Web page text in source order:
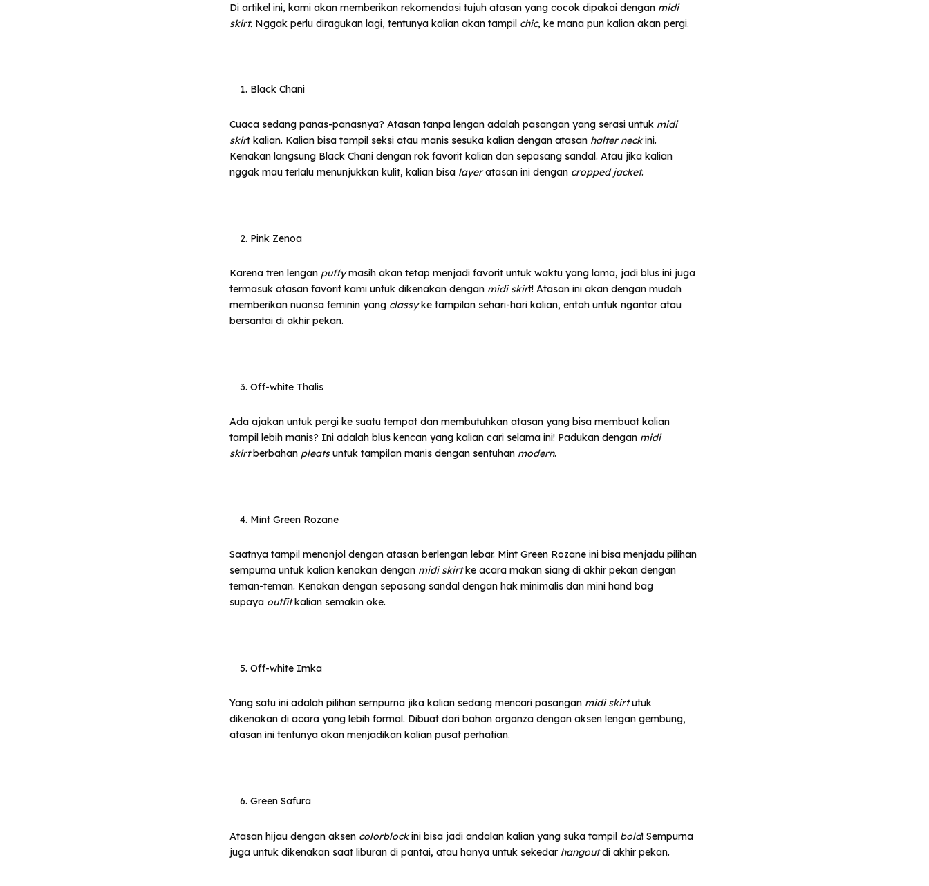
Di artikel ini, kami akan memberikan rekomendasi tujuh atasan yang cocok dipakai dengan midi
skirt. Nggak perlu diragukan lagi, tentunya kalian akan tampil chic, ke mana pun kalian akan pergi.
Black Chani
Cuaca sedang panas-panasnya? Atasan tanpa lengan adalah pasangan yang serasi untuk midi
skirt kalian. Kalian bisa tampil seksi atau manis sesuka kalian dengan atasan halter neckini.
Kenakan langsung Black Chani dengan rok favorit kalian dan sepasang sandal. Atau jika kalian
nggak mau terlalu menunjukkan kulit, kalian bisa layeratasan ini dengan cropped jacket.
Pink Zenoa
Karena tren lengan puffymasih akan tetap menjadi favorit untuk waktu yang lama, jadi blus ini juga
termasuk atasan favorit kami untuk dikenakan dengan midi skirt! Atasan ini akan dengan mudah
memberikan nuansa feminin yang classyke tampilan sehari-hari kalian, entah untuk ngantor atau
bersantai di akhir pekan.
Off-white Thalis
Ada ajakan untuk pergi ke suatu tempat dan membutuhkan atasan yang bisa membuat kalian
tampil lebih manis? Ini adalah blus kencan yang kalian cari selama ini! Padukan dengan midi
skirtberbahan pleatsuntuk tampilan manis dengan sentuhan modern.
Mint Green Rozane
Saatnya tampil menonjol dengan atasan berlengan lebar. Mint Green Rozane ini bisa menjadu pilihan
sempurna untuk kalian kenakan dengan midi skirtke acara makan siang di akhir pekan dengan
teman-teman. Kenakan dengan sepasang sandal dengan hak minimalis dan mini hand bag
supaya outfitkalian semakin oke.
Off-white Imka
Yang satu ini adalah pilihan sempurna jika kalian sedang mencari pasangan midi skirtutuk
dikenakan di acara yang lebih formal. Dibuat dari bahan organza dengan aksen lengan gembung,
atasan ini tentunya akan menjadikan kalian pusat perhatian.
Green Safura
Atasan hijau dengan aksen colorblockini bisa jadi andalan kalian yang suka tampil bold! Sempurna
juga untuk dikenakan saat liburan di pantai, atau hanya untuk sekedar hangoutdi akhir pekan.